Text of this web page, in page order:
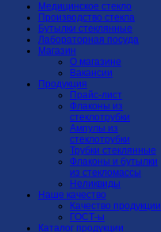
Медицинское стекло
Производство стекла
Бутылки стеклянные
Лабораторная посуда
Магазин
О магазине
Вакансии
Продукция
Прайс-лист
Флаконы из
стеклотрубки
Ампулы из
стеклотрубки
Трубки стеклянные
Флаконы и бутылки
из стекломассы
Неликвиды
Наше качество
Качество продукции
ГОСТ-ы
Каталог продукции